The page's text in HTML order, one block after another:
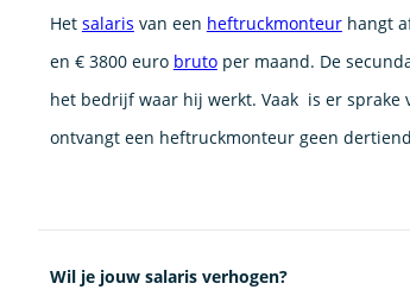
Het salaris van een heftruckmonteurhangt
en € 3800 euro brutoper maand. De
het bedrijf waar hij werkt. Vaak is er sprake
ontvangt een heftruckmonteur geen
Wil je jouw salaris verhogen?